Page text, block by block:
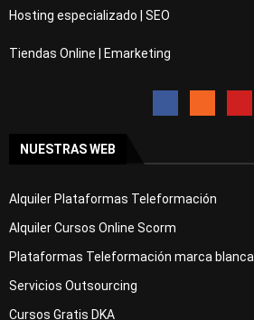
Hosting especializado | SEO
Tiendas Online | Emarketing
NUESTRAS WEB
Alquiler Plataformas Teleformación
Alquiler Cursos Online Scorm
Plataformas Teleformación marca blanca
Servicios Outsourcing
Cursos Gratis DKA